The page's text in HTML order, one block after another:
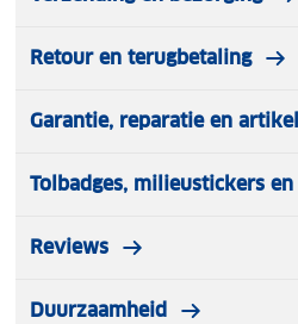
Retour en terugbetaling
Garantie, reparatie en
Tolbadges, milieustickers
Reviews
Duurzaamheid